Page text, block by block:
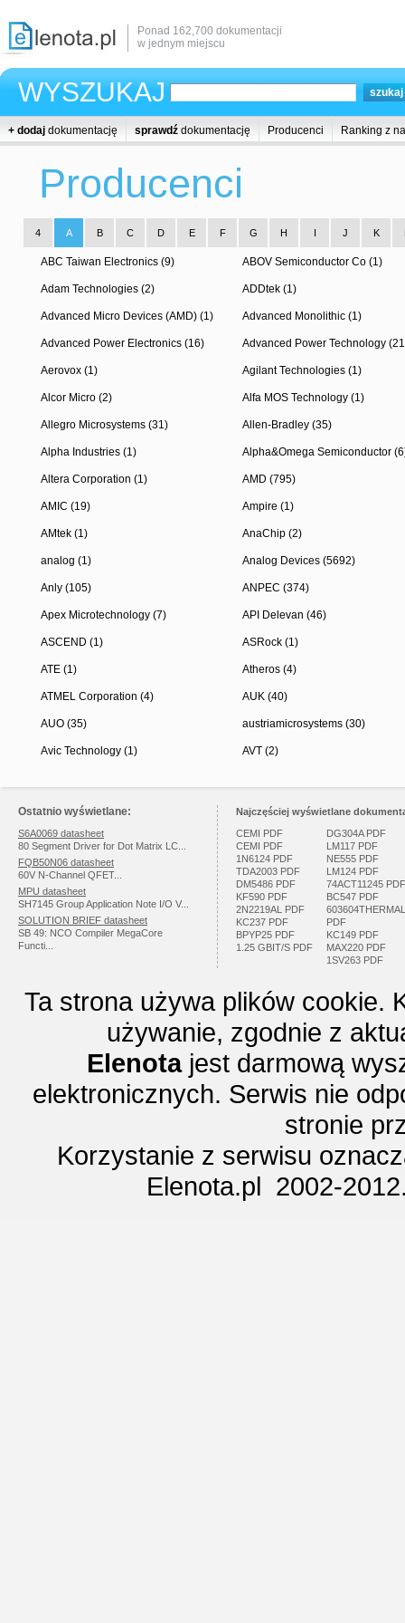
Ponad 162,700 dokumentacji
w jednym miejscu
WYSZUKAJ
+ dodaj dokumentację sprawdź dokumentację Producenci Ranking z
Producenci
4 A B C D E F G H I J K
ABC Taiwan Electronics (9) ABOV Semiconductor Co (1)
Adam Technologies (2) ADDtek (1)
Advanced Micro Devices (AMD) (1) Advanced Monolithic (1)
Advanced Power Electronics (16) Advanced Power Technology
Aerovox (1) Agilant Technologies (1)
Alcor Micro (2) Alfa MOS Technology (1)
Allegro Microsystems (31) Allen-Bradley (35)
Alpha Industries (1) Alpha&Omega Semiconductor
Altera Corporation (1) AMD (795)
AMIC (19) Ampire (1)
AMtek (1) AnaChip (2)
analog (1) Analog Devices (5692)
Anly (105) ANPEC (374)
Apex Microtechnology (7) API Delevan (46)
ASCEND (1) ASRock (1)
ATE (1) Atheros (4)
ATMEL Corporation (4) AUK (40)
AUO (35) austriamicrosystems (30)
Avic Technology (1) AVT (2)
Ostatnio wyświetlane:
S6A0069 datasheet
80 Segment Driver for Dot Matrix LC...
FQB50N06 datasheet
60V N-Channel QFET...
MPU datasheet
SH7145 Group Application Note I/O V...
SOLUTION BRIEF datasheet
SB 49: NCO Compiler MegaCore
Functi...
Najczęściej wyświetlane
CEMI PDF
CEMI PDF
1N6124 PDF
TDA2003 PDF
DM5486 PDF
KF590 PDF
2N2219AL PDF
KC237 PDF
BPYP25 PDF
1.25 GBIT/S PDF
DG304A PDF
LM117 PDF
NE555 PDF
LM124 PDF
74ACT11245 PDF
BC547 PDF
603604THERMAL
PDF
KC149 PDF
MAX220 PDF
1SV263 PDF
Ta strona używa plików cookie.
używanie, zgodnie z
Elenotajest darmową
elektronicznych. Serwis nie
stronie
Korzystanie z serwisu
Elenota.pl 2002-